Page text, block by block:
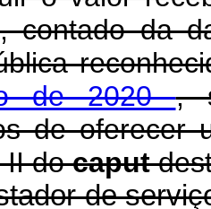
contado da
de 2020,
de oferecer
II docaput
de